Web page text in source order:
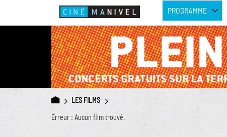
PROGRAMME
LES FILMS
Erreur : Aucun film trouvé.